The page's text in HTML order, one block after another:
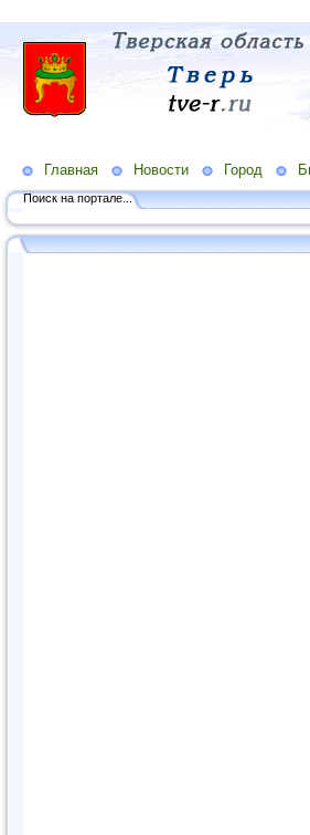
Главная Новости Город
Поиск на портале...